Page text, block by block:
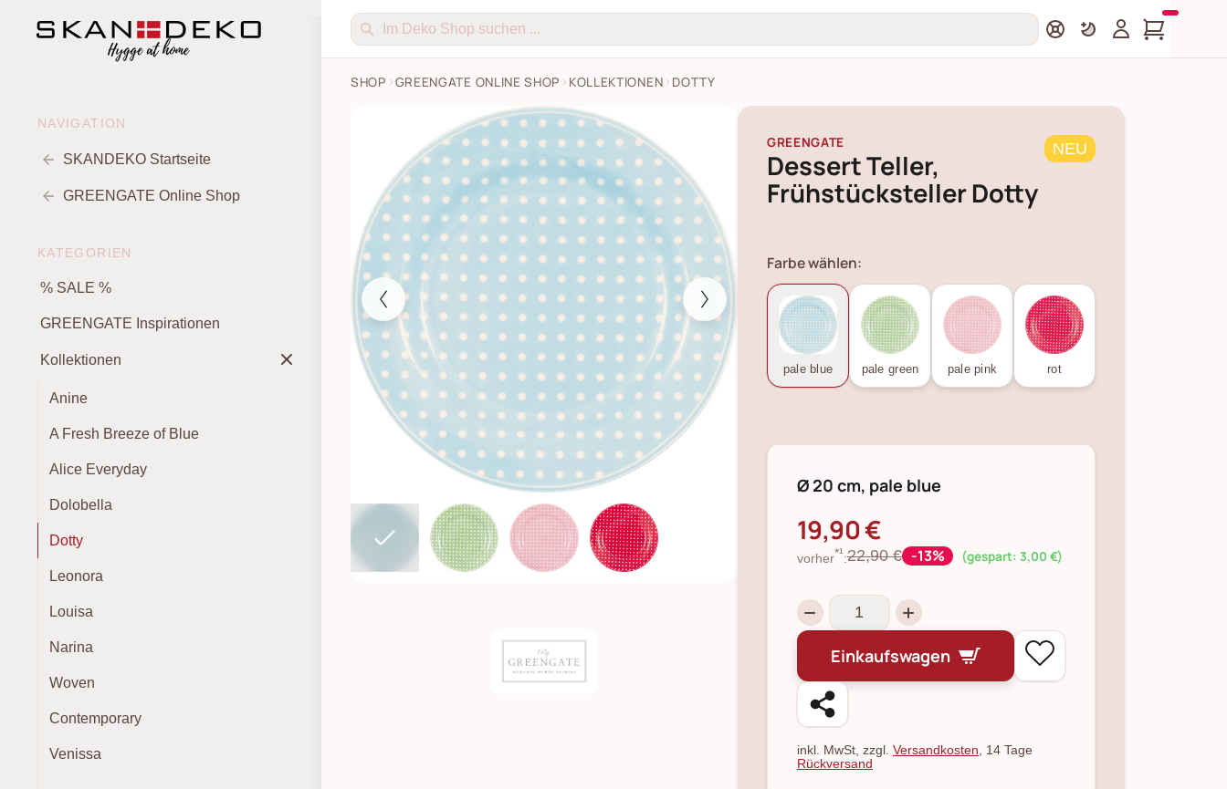
NAVIGATION
SKANDEKO Startseite
GREENGATE Online Shop
KATEGORIEN
% SALE %
GREENGATE Inspirationen
Kollektionen
Anine
A Fresh Breeze of Blue
Alice Everyday
Dolobella
Dotty
Leonora
Louisa
Narina
Woven
Contemporary
Venissa
SHOP GREENGATE ONLINE SHOP KOLLEKTIONEN DOTTY
Dessert Teller, Frühstücksteller Dotty Bilder
NEU
GREENGATE
Dessert Teller,
Frühstücksteller Dotty
Farbe wählen:
pale blue pale green pale pink rot
Ø 20 cm, pale blue
19,90 €
vorher*¹:22,90 € -13% (gespart: 3,00 €)
Einkaufswagen
inkl. MwSt, zzgl. Versandkosten, 14 Tage
Rückversand